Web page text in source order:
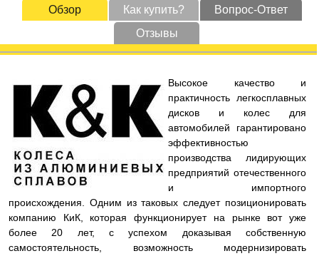
Обзор Как купить?
Вопрос-Ответ
Отзывы
Высокое качество и
практичность легкосплавных
дисков и колес для
автомобилей гарантировано
эффективностью
производства лидирующих
предприятий отечественного
и импортного
происхождения. Одним из таковых следует позиционировать
компанию КиК, которая функционирует на рынке вот уже
более 20 лет, с успехом доказывая собственную
самостоятельность, возможность модернизировать